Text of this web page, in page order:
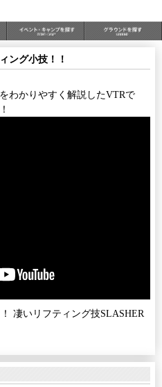
ング小技！！
わかりやすく解説したVTRで
凄いリフティング技SLASHER